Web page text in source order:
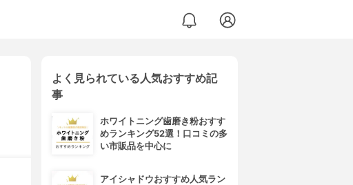
よく見られている人気おすすめ記
事
ホワイトニング歯磨き粉おすす
めランキング52選！口コミの多
い市販品を中心に
アイシャドウおすすめ人気ラン